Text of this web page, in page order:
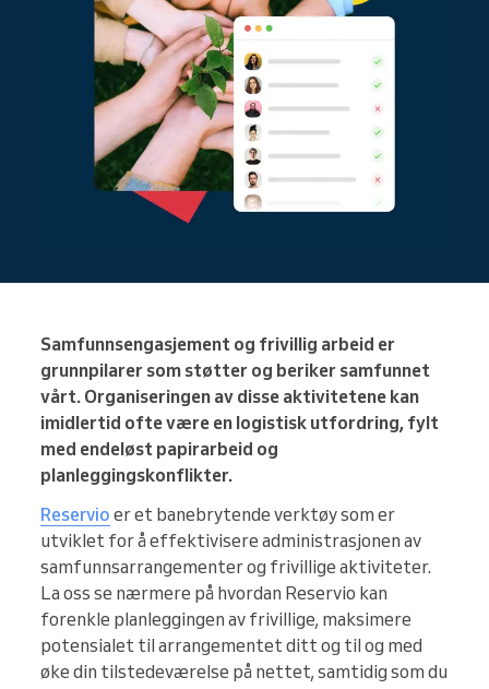
Samfunnsengasjement og frivillig arbeid er
grunnpilarer som støtter og beriker samfunnet
vårt. Organiseringen av disse aktivitetene kan
imidlertid ofte være en logistisk utfordring, fylt
med endeløst papirarbeid og
planleggingskonflikter.
Reservio er et banebrytende verktøy som er
utviklet for å effektivisere administrasjonen av
samfunnsarrangementer og frivillige aktiviteter.
La oss se nærmere på hvordan Reservio kan
forenkle planleggingen av frivillige, maksimere
potensialet til arrangementet ditt og til og med
øke din tilstedeværelse på nettet, samtidig som du